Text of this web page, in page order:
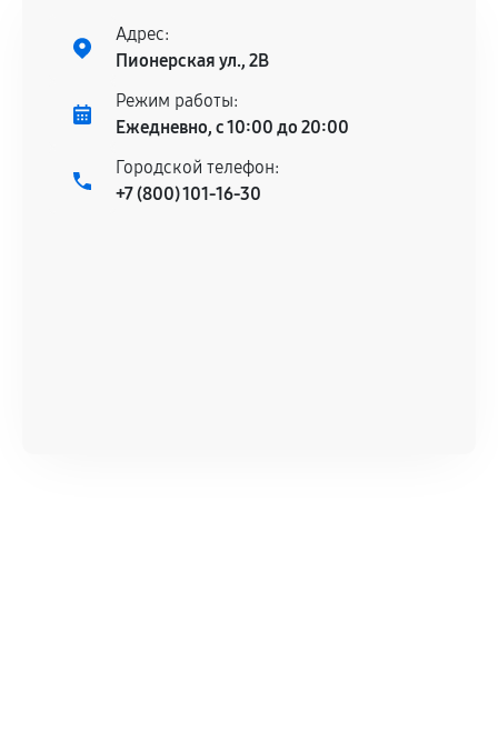
Адрес:
Пионерская ул., 2В
Режим работы:
Ежедневно, с 10:00 до 20:00
Городской телефон:
+7 (800) 101-16-30